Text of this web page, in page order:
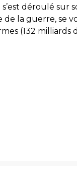
déroulé sur
de la guerre, se
(132 milliards